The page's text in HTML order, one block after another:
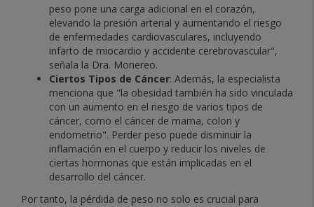
peso pone una carga adicional en el corazón,
elevando la presión arterial y aumentando el riesgo
de enfermedades cardiovasculares, incluyendo
infarto de miocardio y accidente cerebrovascular",
señala la Dra. Monereo.
Ciertos Tipos de Cáncer: Además, la especialista
menciona que "la obesidad también ha sido vinculada
con un aumento en el riesgo de varios tipos de
cáncer, como el cáncer de mama, colon y
endometrio". Perder peso puede disminuir la
inflamación en el cuerpo y reducir los niveles de
ciertas hormonas que están implicadas en el
desarrollo del cáncer.
Por tanto, la pérdida de peso no solo es crucial para